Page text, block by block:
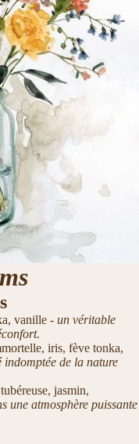
vanille - un véritable
iris, fève tonka,
de la nature
jasmin,
une atmosphère puissante